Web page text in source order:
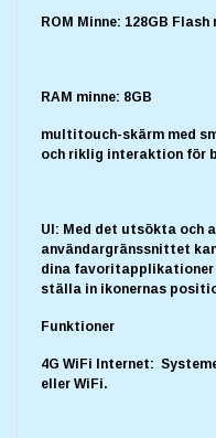
ROM Minne: 128GB Flash
RAM minne: 8GB
multitouch-skärm med
och riklig interaktion för
UI: Med det utsökta och
användargränssnittet
dina favoritapplikationer
ställa in ikonernas
Funktioner
4G WiFi Internet:
eller WiFi.